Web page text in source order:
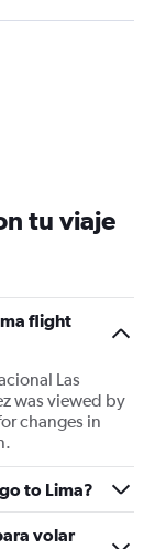
tu viaje
flight
Las
was viewed by
changes in
to Lima?
volar